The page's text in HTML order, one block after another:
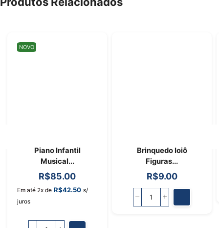
NOVO
Piano Infantil
Musical...
R$85.00
Em até 2x de R$42.50 s/
juros
Brinquedo Ioiô
Figuras...
R$9.00